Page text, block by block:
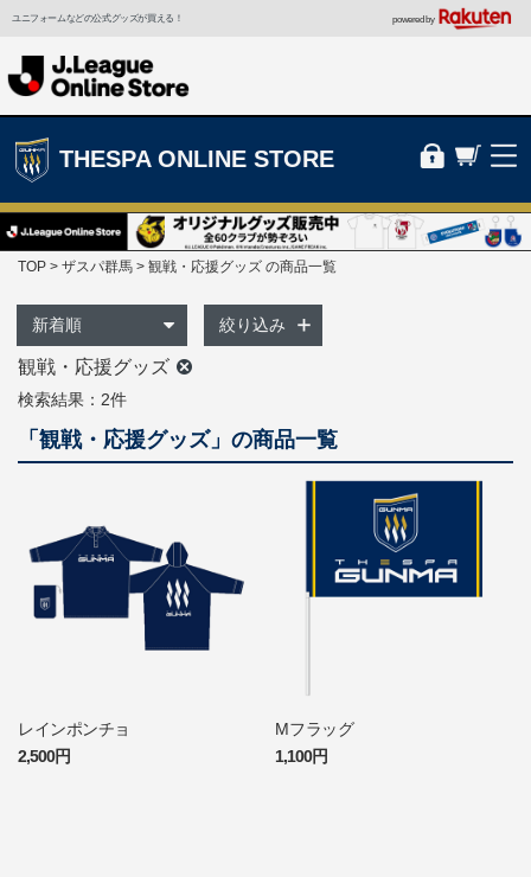
ユニフォームなどの公式グッズが買える！ powered by
THESPA ONLINE STORE
TOP ザスパ群馬 観戦・応援グッズ の商品一覧
絞り込み
観戦・応援グッズ
検索結果：2件
「観戦・応援グッズ」の商品一覧
レインポンチョ
2,500円
Mフラッグ
1,100円